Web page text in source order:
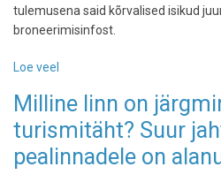
tulemusena said kõrvalised isikud
broneerimisinfost.
Loe veel
i
tabas
andmeleke:
broneeringukoodid
Milline linn on
turismitäht? Suur
pealinnadele on